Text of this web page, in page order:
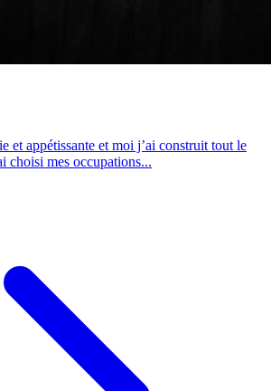
et appétissante et moi j’ai construit tout le
choisi mes occupations...